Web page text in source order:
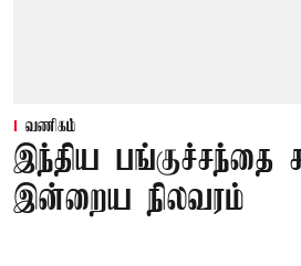
வணிகம்
இந்திய பங்குச்சந்தை
இன்றைய நிலவரம்